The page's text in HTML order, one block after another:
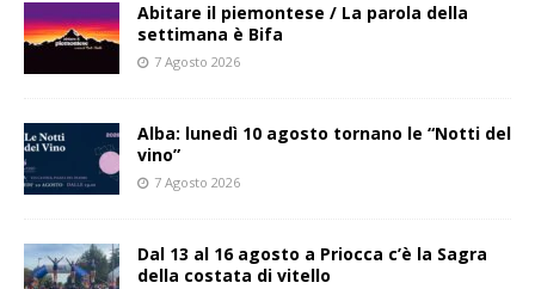
Abitare il piemontese / La parola della
settimana è Bifa
7 Agosto 2026
Alba: lunedì 10 agosto tornano le “Notti del
vino”
7 Agosto 2026
Dal 13 al 16 agosto a Priocca c’è la Sagra
della costata di vitello